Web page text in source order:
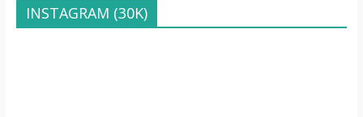
INSTAGRAM (30K)